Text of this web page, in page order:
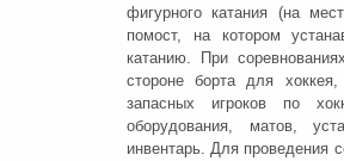
фигурного катания (на
помост, на котором
катанию. При
стороне борта для
запасных игроков по
оборудования, матов,
инвентарь. Для проведения